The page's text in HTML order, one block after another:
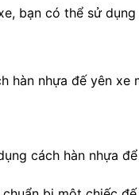
bạn có thể sử
hàn nhựa đế yên xe
cách hàn nhựa